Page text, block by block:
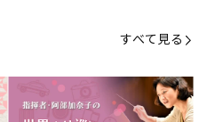
すべて見る